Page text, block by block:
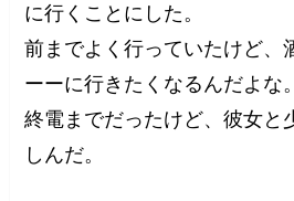
に行くことにした。
前までよく行っていたけど、
ーーに行きたくなるんだよな。
終電までだったけど、彼女と
しんだ。